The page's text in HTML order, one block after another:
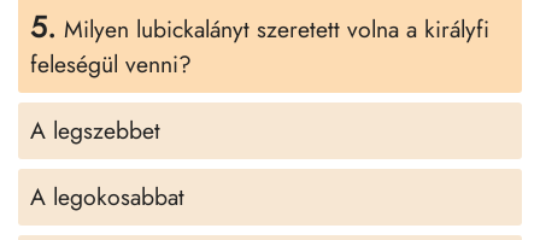
5. Milyen lubickalányt szeretett volna a királyfi
feleségül venni?
A legszebbet
A legokosabbat